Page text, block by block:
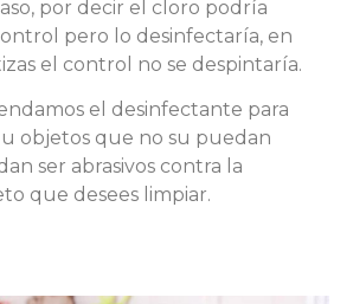
por decir el cloro podría
pero lo desinfectaría, en
el control no se despintaría.
el desinfectante para
u objetos que no su puedan
ser abrasivos contra la
que desees limpiar.